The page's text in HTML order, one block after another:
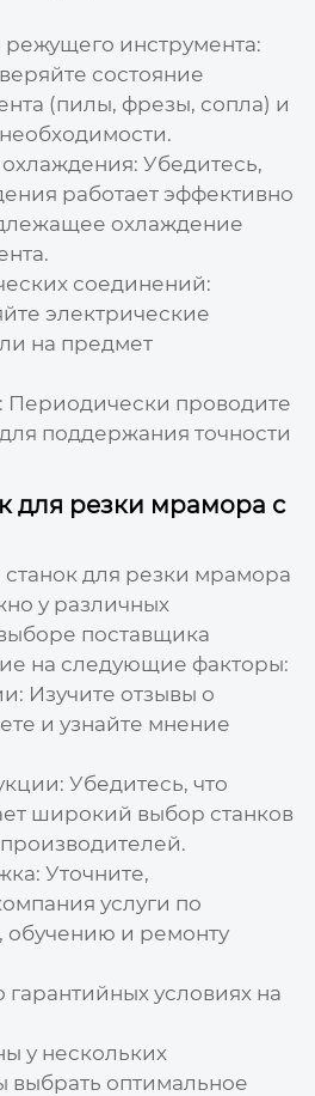
инструмента:
состояние
(пилы, фрезы, сопла) и
Убедитесь,
работает эффективно
охлаждение
соединений:
электрические
на предмет
Периодически проводите
поддержания точности
для резки мрамора с
станок для резки мрамора
у различных
поставщика
на следующие факторы:
Изучите отзывы о
и узнайте мнение
Убедитесь, что
широкий выбор станков
Уточните,
услуги по
обучению и ремонту
гарантийных условиях на
у нескольких
выбрать оптимальное